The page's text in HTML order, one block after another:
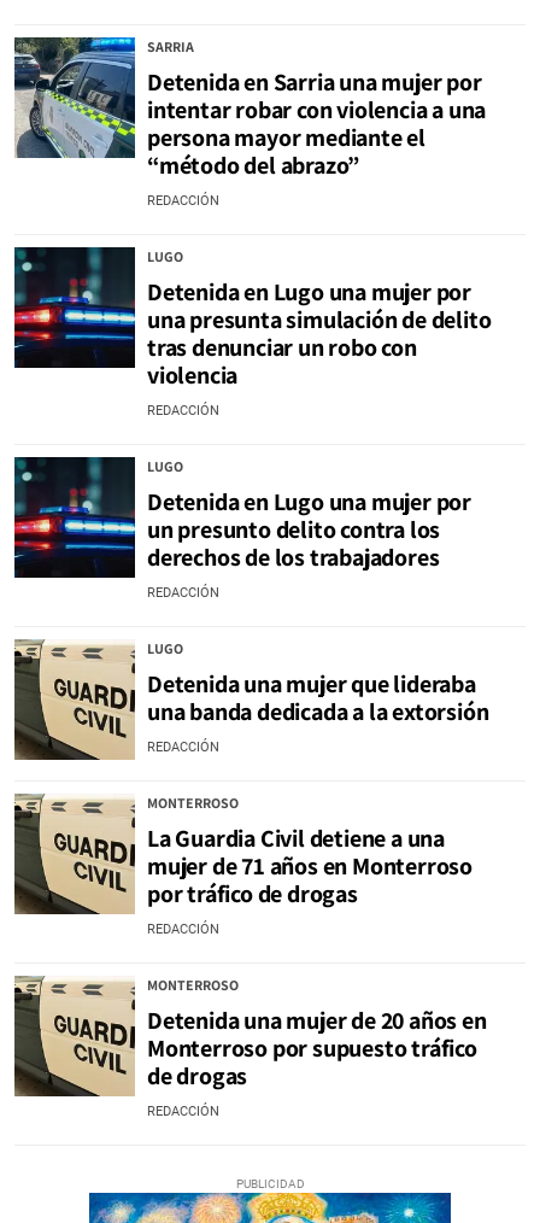
SARRIA
Detenida en Sarria una mujer por
intentar robar con violencia a una
persona mayor mediante el
“método del abrazo”
REDACCIÓN
LUGO
Detenida en Lugo una mujer por
una presunta simulación de delito
tras denunciar un robo con
violencia
REDACCIÓN
LUGO
Detenida en Lugo una mujer por
un presunto delito contra los
derechos de los trabajadores
REDACCIÓN
LUGO
Detenida una mujer que lideraba
una banda dedicada a la extorsión
REDACCIÓN
MONTERROSO
La Guardia Civil detiene a una
mujer de 71 años en Monterroso
por tráfico de drogas
REDACCIÓN
MONTERROSO
Detenida una mujer de 20 años en
Monterroso por supuesto tráfico
de drogas
REDACCIÓN